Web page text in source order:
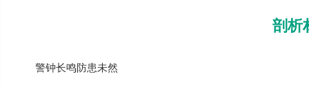
剖析
警钟长鸣防患未然